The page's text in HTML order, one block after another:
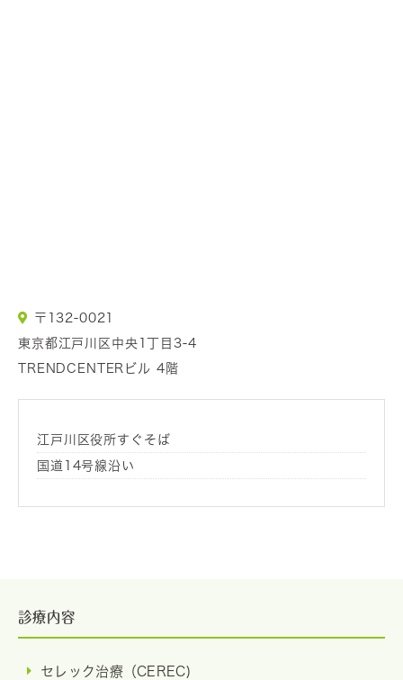
〒132-0021
東京都江戸川区中央1丁目3-4
TRENDCENTERビル 4階
江戸川区役所すぐそば
国道14号線沿い
診療内容
セレック治療（CEREC)